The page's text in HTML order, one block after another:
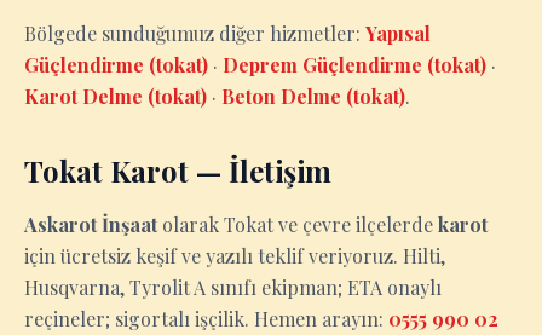
Bölgede sunduğumuz diğer hizmetler: Yapısal
Güçlendirme (tokat) · Deprem Güçlendirme (tokat) ·
Karot Delme (tokat) · Beton Delme (tokat).
Tokat Karot — İletişim
Askarot İnşaatolarak Tokat ve çevre ilçelerdekarot
için ücretsiz keşif ve yazılı teklif veriyoruz. Hilti,
Husqvarna, Tyrolit A sınıfı ekipman; ETA onaylı
reçineler; sigortalı işçilik. Hemen arayın: 0555 990 02